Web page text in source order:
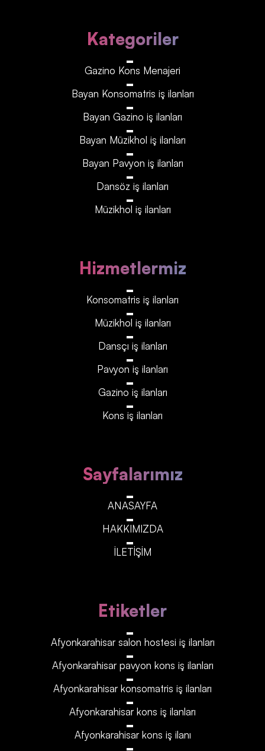
Kategoriler
Gazino Kons Menajeri
Bayan Konsomatris iş ilanları
Bayan Gazino iş ilanları
Bayan Müzikhol iş ilanları
Bayan Pavyon iş ilanları
Dansöz iş ilanları
Müzikhol iş ilanları
Hizmetlermiz
Konsomatris iş ilanları
Müzikhol iş ilanları
Dansçı iş ilanları
Pavyon iş ilanları
Gazino iş ilanları
Kons iş ilanları
Sayfalarımız
ANASAYFA
HAKKIMIZDA
İLETİŞİM
Etiketler
Afyonkarahisar‎‎‎‎ salon hostesi iş ilanları
Afyonkarahisar‎‎‎‎ pavyon kons iş ilanları
Afyonkarahisar‎‎‎‎ konsomatris iş ilanları
Afyonkarahisar‎‎‎‎ kons iş ilanları
Afyonkarahisar‎‎‎‎ kons iş ilanı